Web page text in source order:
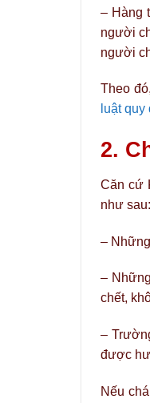
– Hàng
người
người
Theo
luật
2.
Căn cứ
như sau:
–
–
chết,
–
được
Nếu